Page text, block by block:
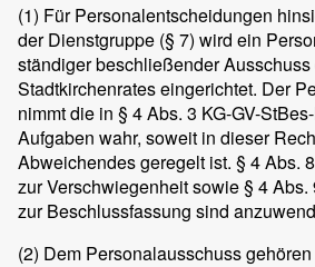
(1) Für Personalentscheidungen
der Dienstgruppe (§ 7) wird ein
ständiger beschließender Ausschuss
Stadtkirchenrates eingerichtet. Der
nimmt die in § 4 Abs. 3 KG-GV-
Aufgaben wahr, soweit in dieser
Abweichendes geregelt ist. § 4 Abs.
zur Verschwiegenheit sowie § 4 Abs.
zur Beschlussfassung sind
(2) Dem Personalausschuss gehören